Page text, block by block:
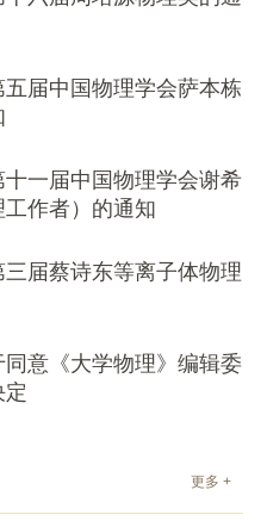
届中国物理学会萨本栋
一届中国物理学会谢希
作者）的通知
届蔡诗东等离子体物理
意《大学物理》编辑委
定
更多 +